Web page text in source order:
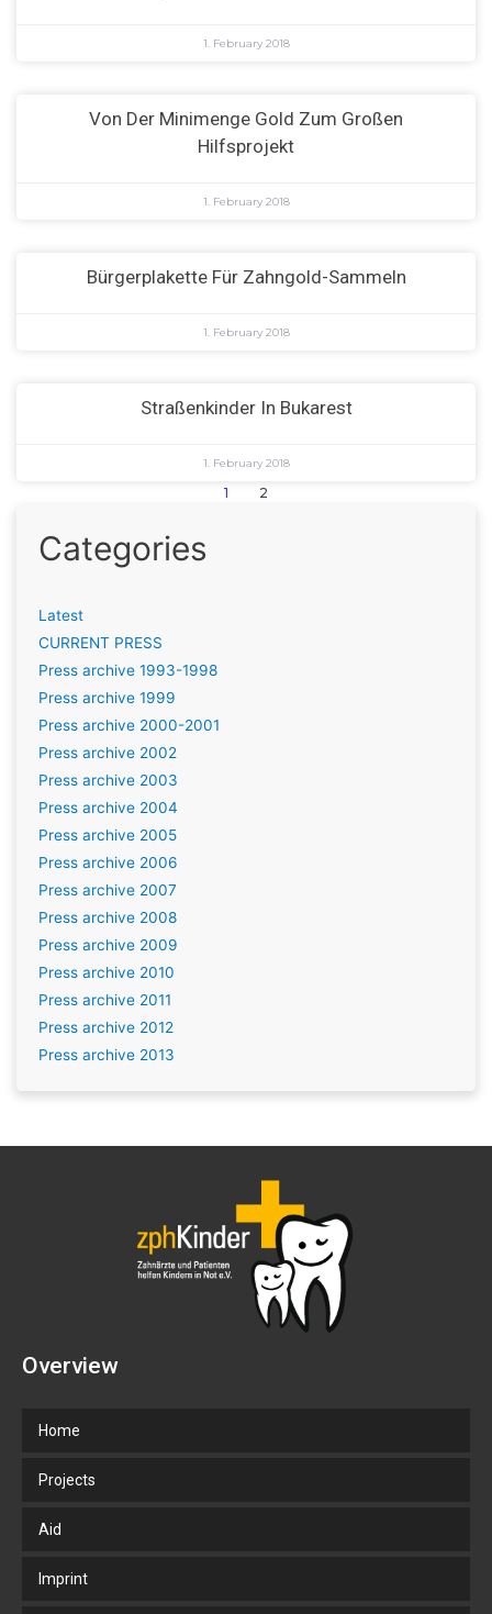
1. February 2018
Von Der Minimenge Gold Zum Großen
Hilfsprojekt
1. February 2018
Bürgerplakette Für Zahngold-Sammeln
1. February 2018
Straßenkinder In Bukarest
1. February 2018
1 2
Categories
Latest
CURRENT PRESS
Press archive 1993-1998
Press archive 1999
Press archive 2000-2001
Press archive 2002
Press archive 2003
Press archive 2004
Press archive 2005
Press archive 2006
Press archive 2007
Press archive 2008
Press archive 2009
Press archive 2010
Press archive 2011
Press archive 2012
Press archive 2013
Overview
Home
Projects
Aid
Imprint